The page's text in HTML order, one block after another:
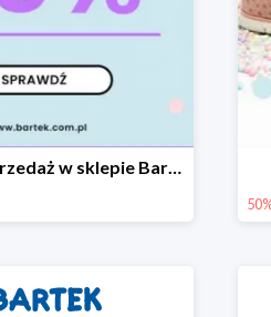
Letnia wyprzedaż w sklepie Bartek do -50%